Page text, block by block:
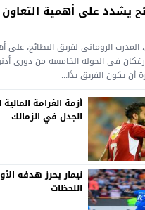
يشدد على أهمية التعاون
المدرب الروماني لفريق البطائح، على
في الجولة الخامسة من دوري
أن يكون الفريق يدًا...
أزمة الغرامة
الجدل في الزمالك
نيمار يحرز هدفه
اللحظات